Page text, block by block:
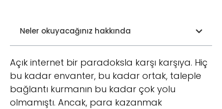
Neler okuyacağınız hakkında
Açık internet bir paradoksla karşı karşıya. Hiç
bu kadar envanter, bu kadar ortak, taleple
bağlantı kurmanın bu kadar çok yolu
olmamıştı. Ancak, para kazanmak